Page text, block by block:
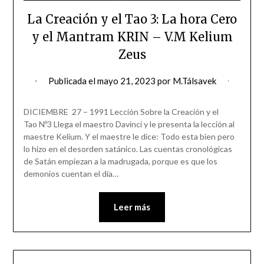
La Creación y el Tao 3: La hora Cero
y el Mantram KRIN – V.M Kelium
Zeus
Publicada elmayo 21, 2023 por M.Tálsavek
DICIEMBRE 27 – 1991 Lección Sobre la Creación y el
Tao Nº3 Llega el maestro Davinci y le presenta la lección al
maestre Kelium. Y el maestre le dice: Todo esta bien pero
lo hizo en el desorden satánico. Las cuentas cronológicas
de Satán empiezan a la madrugada, porque es que los
demonios cuentan el día…
Leer más